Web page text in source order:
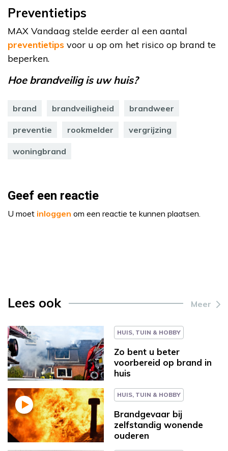
Preventietips
MAX Vandaag stelde eerder al een aantal
preventietips voor u op om het risico op brand te
beperken.
Hoe brandveilig is uw huis?
brand brandveiligheid brandweer
preventie rookmelder vergrijzing
woningbrand
Geef een reactie
U moet inloggen om een reactie te kunnen plaatsen.
Lees ook Meer
HUIS, TUIN & HOBBY
Zo bent u beter
voorbereid op brand in
huis
HUIS, TUIN & HOBBY
Brandgevaar bij
zelfstandig wonende
ouderen